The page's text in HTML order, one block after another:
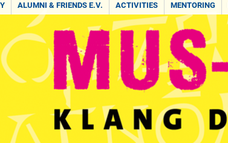
ALUMNI & FRIENDS E.V. ACTIVITIES MENTORING